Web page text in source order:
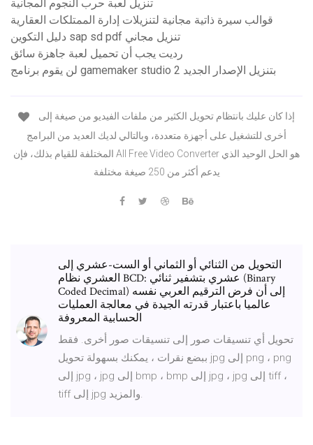
تنزيل لعبة حرب النجوم المجانية
قوالب سيرة ذاتية مجانية لتنزيلات إدارة الممتلكات العقارية
دليل التكوين sap sd pdf تنزيل مجاني
رديت يجب أن تحميل لعبة جاهزة سائق
لن يقوم برنامج gamemaker studio 2 بتنزيل الإصدار الجديد
أخرى للتشغيل على أجهزة متعددة، وبالتالي لديك العديد من البرامج
المختلفة للقيام بذلك، فإن All Free Video Converter هو الحل الوحيد الذي
يدعم أكثر من 250 صيغة مختلفة
التحويل من الثنائي أو الثماني أو الست-عشري إلى
العشري نظام BCD: عشري بتشفير ثنائي (Binary
Coded Decimal) إلى أن فرض الترقيم العربي نفسه
عالميا باعتبار قدرته الجيدة في معالجة العمليات
الحسابية المعروفة
تحويل أي تنسيقات صور إلى تنسيقات صور أخرى. فقط
ببضع نقرات ، يمكنك بسهولة تحويل jpg إلى png ، png
إلى jpg ، jpg إلى bmp ، bmp إلى jpg ، jpg إلى tiff ،
tiff إلى jpg والمزيد.